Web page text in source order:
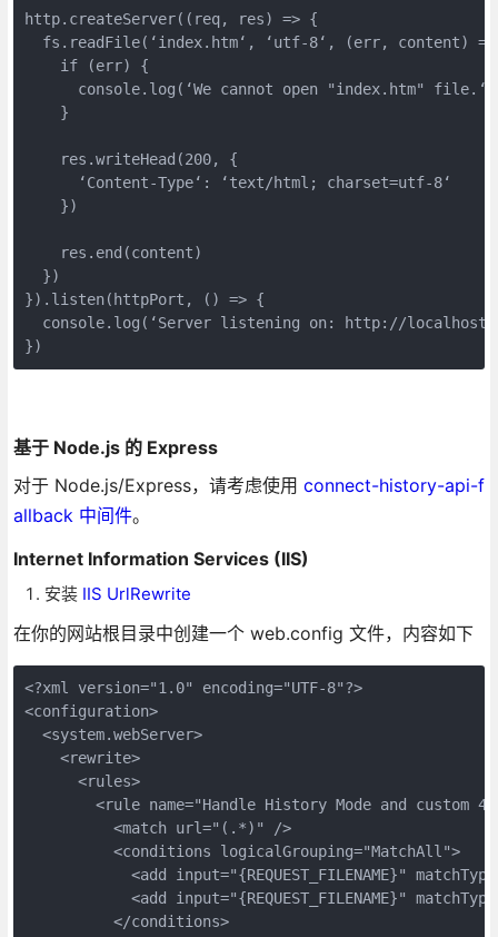
http.createServer((req, res) => {
fs.readFile(‘index.htm‘, ‘utf-8‘, (err, content)
    if (err) {
      console.log(‘We cannot open "index.htm" file.‘)
    }
    res.writeHead(200, {
      ‘Content-Type‘: ‘text/html; charset=utf-8‘
    })
    res.end(content)
  })
}).listen(httpPort, () => {
console.log(‘Server listening on: http://
})
基于 Node.js 的 Express
对于 Node.js/Express，请考虑使用 connect-history-api-f
allback 中间件。
Internet Information Services (IIS)
安装 IIS UrlRewrite
在你的网站根目录中创建一个 web.config 文件，内容如下
<?xml version="1.0" encoding="UTF-8"?>
<configuration>
  <system.webServer>
    <rewrite>
      <rules>
<rule name="Handle History Mode and custom
          <match url="(.*)" />
          <conditions logicalGrouping="MatchAll">
<add input="{REQUEST_FILENAME}"
<add input="{REQUEST_FILENAME}"
          </conditions>